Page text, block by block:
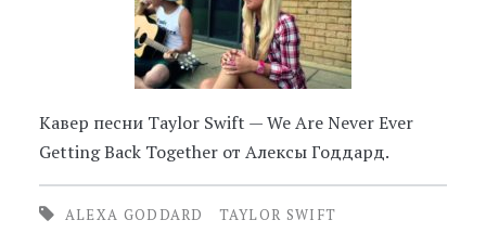
Кавер песни Taylor Swift — We Are Never Ever
Getting Back Together от Алексы Годдард.
ALEXA GODDARD TAYLOR SWIFT